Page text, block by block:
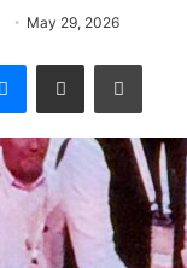
May 29, 2026
Messenger
Share via Email Print